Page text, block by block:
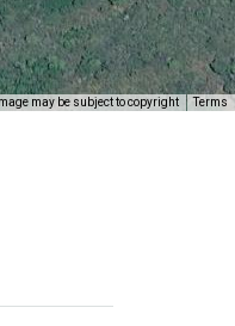
Image may be subject to copyright Terms